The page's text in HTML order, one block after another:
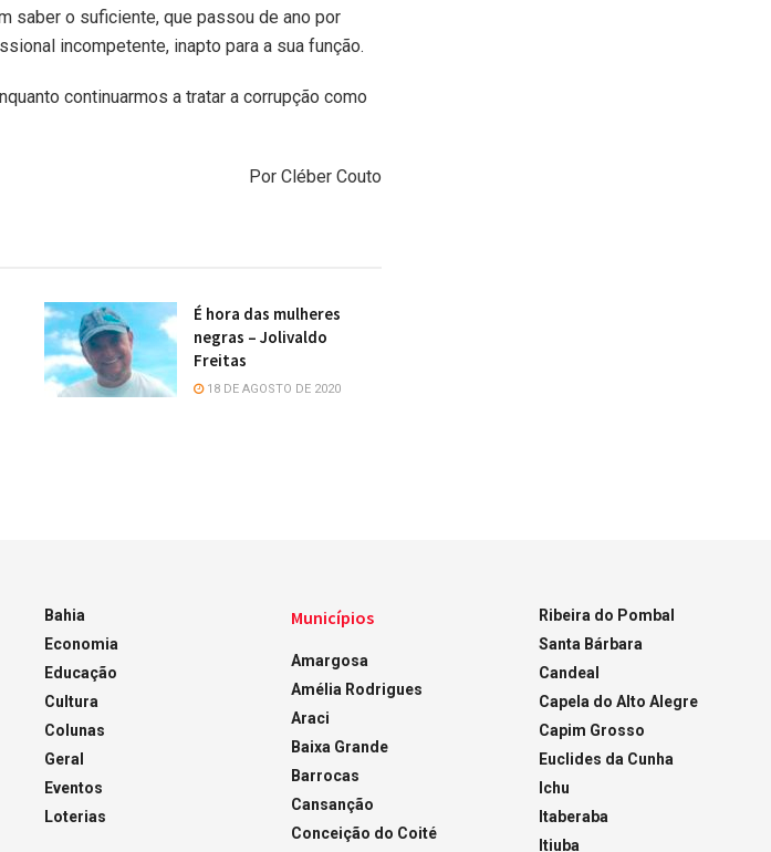
saber o suficiente, que passou de ano por
incompetente, inapto para a sua função.
continuarmos a tratar a corrupção como
Por Cléber Couto
É hora das mulheres
negras – Jolivaldo
Freitas
18 DE AGOSTO DE 2020
Bahia
Economia
Educação
Cultura
Colunas
Geral
Eventos
Loterias
Municípios
Amargosa
Amélia Rodrigues
Araci
Baixa Grande
Barrocas
Cansanção
Conceição do Coité
Ribeira do Pombal
Santa Bárbara
Candeal
Capela do Alto Alegre
Capim Grosso
Euclides da Cunha
Ichu
Itaberaba
Itiuba